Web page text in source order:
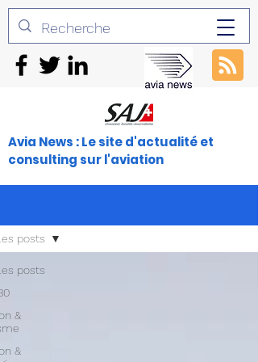
Avia News : Le site d'actualité et
consulting sur l'aviation
posts
&
&
posts